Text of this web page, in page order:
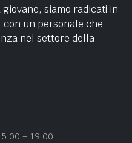
siamo radicati in
un personale che
nel settore della
– 19:00